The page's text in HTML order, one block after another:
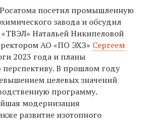
посетил промышленную
завода и обсудил
Натальей Никипеловой
АО «ПО ЭХЗ» Сергеем
2023 года и планы
В прошлом году
целевых значений
программу.
модернизация
развитие изотопного